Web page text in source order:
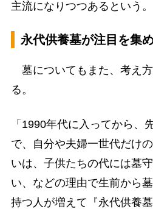
主流になりつつあるという。
永代供養墓が注目を集
墓についてもまた、考え
る。
「1990年代に入ってから、
で、自分や夫婦一世代だけ
いは、子供たちの代には墓
い、などの理由で生前から
持つ人が増えて『永代供養